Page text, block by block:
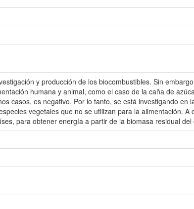
y producción de los biocombustibles. Sin
humana y animal, como el caso de la caña de
casos, es negativo. Por lo tanto, se está investigando en
vegetales que no se utilizan para la alimentación. A
para obtener energía a partir de la biomasa residual del